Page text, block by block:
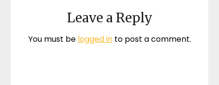
Leave a Reply
You must be logged into post a comment.